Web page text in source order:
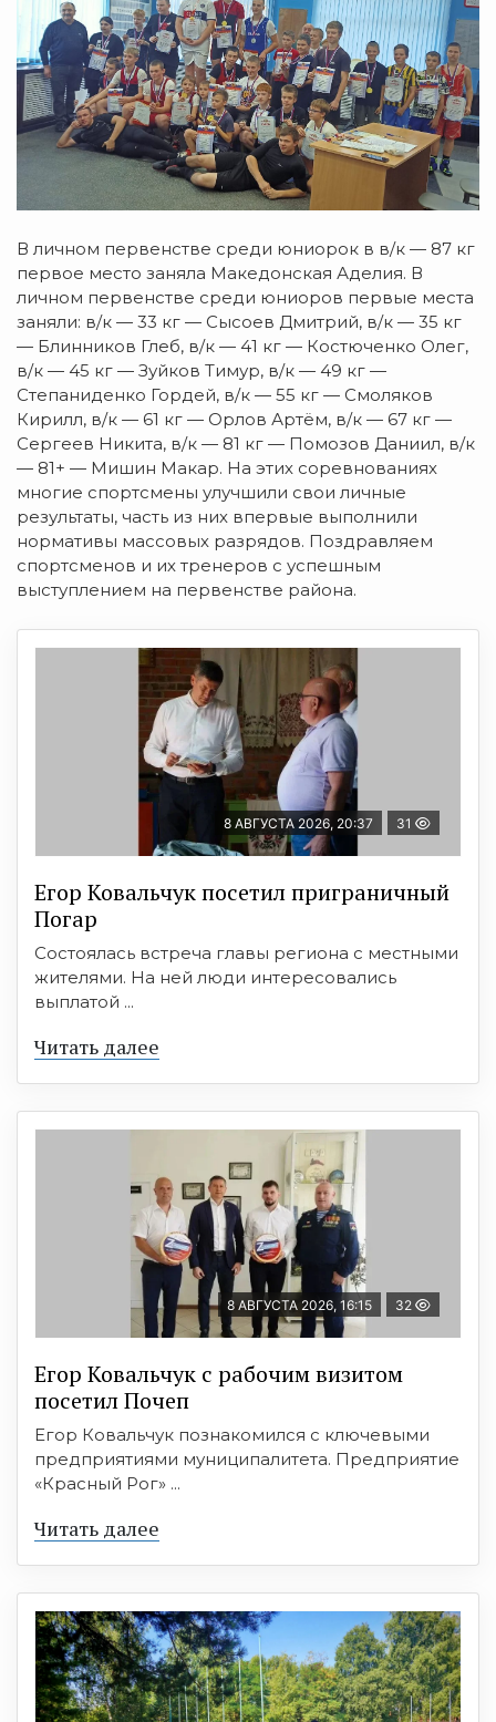
В личном первенстве среди юниорок в в/к — 87 кг
первое место заняла Македонская Аделия. В
личном первенстве среди юниоров первые места
заняли: в/к — 33 кг — Сысоев Дмитрий, в/к — 35 кг
— Блинников Глеб, в/к — 41 кг — Костюченко Олег,
в/к — 45 кг — Зуйков Тимур, в/к — 49 кг —
Степаниденко Гордей, в/к — 55 кг — Смоляков
Кирилл, в/к — 61 кг — Орлов Артём, в/к — 67 кг —
Сергеев Никита, в/к — 81 кг — Помозов Даниил, в/к
— 81+ — Мишин Макар. На этих соревнованиях
многие спортсмены улучшили свои личные
результаты, часть из них впервые выполнили
нормативы массовых разрядов. Поздравляем
спортсменов и их тренеров с успешным
выступлением на первенстве района.
8 АВГУСТА 2026, 20:37 31
Егор Ковальчук посетил приграничный
Погар
Состоялась встреча главы региона с местными
жителями. На ней люди интересовались
выплатой ...
Читать далее
8 АВГУСТА 2026, 16:15 32
Егор Ковальчук с рабочим визитом
посетил Почеп
Егор Ковальчук познакомился с ключевыми
предприятиями муниципалитета. Предприятие
«Красный Рог» ...
Читать далее